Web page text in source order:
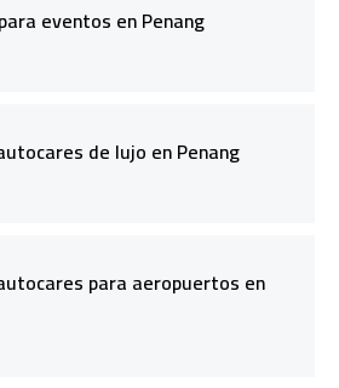
eventos en Penang
de lujo en Penang
para aeropuertos en